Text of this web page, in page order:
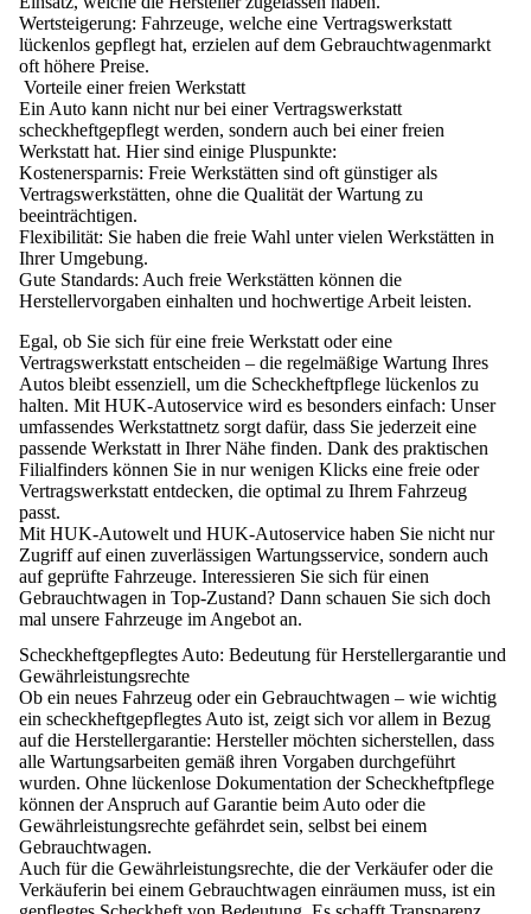
Wertsteigerung: Fahrzeuge, welche eine Vertragswerkstatt
lückenlos gepflegt hat, erzielen auf dem Gebrauchtwagenmarkt
oft höhere Preise.
Vorteile einer freien Werkstatt
Ein Auto kann nicht nur bei einer Vertragswerkstatt
scheckheftgepflegt werden, sondern auch bei einer freien
Werkstatt hat. Hier sind einige Pluspunkte:
Kostenersparnis: Freie Werkstätten sind oft günstiger als
Vertragswerkstätten, ohne die Qualität der Wartung zu
beeinträchtigen.
Flexibilität: Sie haben die freie Wahl unter vielen Werkstätten in
Ihrer Umgebung.
Gute Standards: Auch freie Werkstätten können die
Herstellervorgaben einhalten und hochwertige Arbeit leisten.
Egal, ob Sie sich für eine freie Werkstatt oder eine
Vertragswerkstatt entscheiden – die regelmäßige Wartung Ihres
Autos bleibt essenziell, um die Scheckheftpflege lückenlos zu
halten. Mit HUK-Autoservice wird es besonders einfach: Unser
umfassendes Werkstattnetz sorgt dafür, dass Sie jederzeit eine
passende Werkstatt in Ihrer Nähe finden. Dank des praktischen
Filialfinders können Sie in nur wenigen Klicks eine freie oder
Vertragswerkstatt entdecken, die optimal zu Ihrem Fahrzeug
passt.
Mit HUK-Autowelt und HUK-Autoservice haben Sie nicht nur
Zugriff auf einen zuverlässigen Wartungsservice, sondern auch
auf geprüfte Fahrzeuge. Interessieren Sie sich für einen
Gebrauchtwagen in Top-Zustand? Dann schauen Sie sich doch
mal unsere Fahrzeuge im Angebot an.
Scheckheftgepflegtes Auto: Bedeutung für Herstellergarantie und
Gewährleistungsrechte
Ob ein neues Fahrzeug oder ein Gebrauchtwagen – wie wichtig
ein scheckheftgepflegtes Auto ist, zeigt sich vor allem in Bezug
auf die Herstellergarantie: Hersteller möchten sicherstellen, dass
alle Wartungsarbeiten gemäß ihren Vorgaben durchgeführt
wurden. Ohne lückenlose Dokumentation der Scheckheftpflege
können derAnspruch auf Garantie beim Auto oder die
Gewährleistungsrechte gefährdet sein, selbst bei einem
Gebrauchtwagen.
Auch für die Gewährleistungsrechte, die der Verkäufer oder die
Verkäuferin bei einem Gebrauchtwagen einräumen muss, ist ein